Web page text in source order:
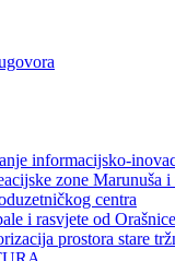
informacijsko-
zone Marunuša
centra
i rasvjete od
prostora stare